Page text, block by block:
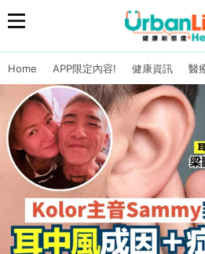
Home APP限定內容! 健康資訊 醫